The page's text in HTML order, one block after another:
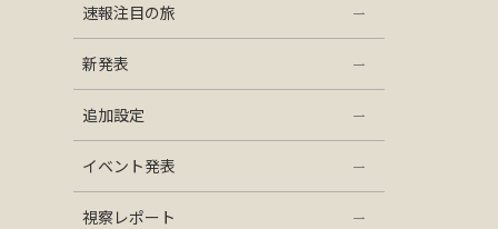
速報注目の旅
新発表
追加設定
イベント発表
視察レポート